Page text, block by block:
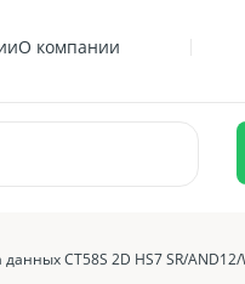
О компании
CT58S 2D HS7 SR/AND12/